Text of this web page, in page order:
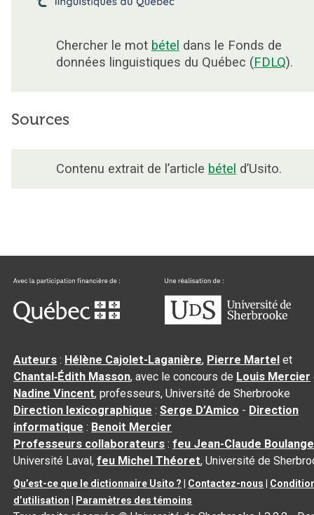
Chercher le mot bétel dans le Fonds de
données linguistiques du Québec (FDLQ).
Sources
Contenu extrait de l’article bétel d’Usito.
Auteurs : Hélène Cajolet-Laganière, Pierre Martel et
Chantal‑Édith Masson, avec le concours de Louis Mercier
Nadine Vincent, professeurs, Université de Sherbrooke
Direction lexicographique :Serge D’Amico - Direction
informatique : Benoit Mercier
Professeurs collaborateurs :feu Jean-Claude
Université Laval,feu Michel Théoret, Université de
Qu’est-ce que le dictionnaire Usito ? Contactez-nous
d’utilisation
Paramètres des témoins